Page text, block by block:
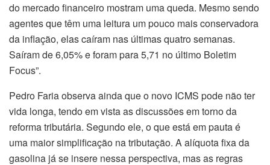
do mercado financeiro mostram uma queda. Mesmo sendo
agentes que têm uma leitura um pouco mais conservadora
da inflação, elas caíram nas últimas quatro semanas.
Saíram de 6,05% e foram para 5,71 no último Boletim
Focus”.
Pedro Faria observa ainda que o novo ICMS pode não ter
vida longa, tendo em vista as discussões em torno da
reforma tributária. Segundo ele, o que está em pauta é
uma maior simplificação na tributação. A alíquota fixa da
gasolina já se insere nessa perspectiva, mas as regras